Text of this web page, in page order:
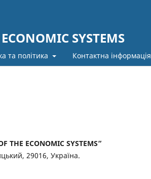
SYSTEMS
та політика Контактна інформація
THE ECONOMIC SYSTEMS”
29016, Україна.